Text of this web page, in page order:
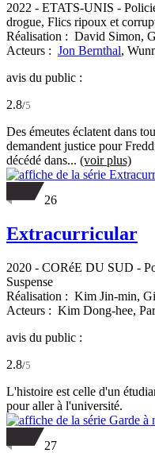
2022 - ETATS-UNIS -
drogue, Flics ripoux et
Réalisation : David Simon,
Acteurs : Jon Bernthal,
avis du public :
2.8/5
Des émeutes éclatent dans
demandent justice pour
décédé dans... (voir plus)
26
Extracurricular
2020 - CORéE DU SUD -
Suspense
Réalisation : Kim Jin-min,
Acteurs : Kim Dong-hee,
avis du public :
2.8/5
L'histoire est celle d'un
pour aller à l'université.
27